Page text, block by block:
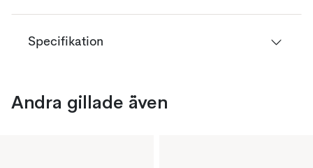
Specifikation
Andra gillade även